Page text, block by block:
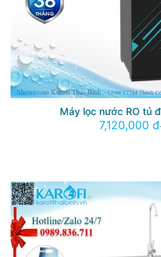
Máy lọc nước RO tủ
7,120,000 đ